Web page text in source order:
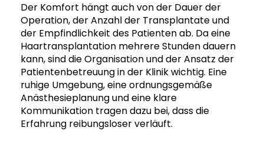
Der Komfort hängt auch von der Dauer der
Operation, der Anzahl der Transplantate und
der Empfindlichkeit des Patienten ab. Da eine
Haartransplantation mehrere Stunden dauern
kann, sind die Organisation und der Ansatz der
Patientenbetreuung in der Klinik wichtig. Eine
ruhige Umgebung, eine ordnungsgemäße
Anästhesieplanung und eine klare
Kommunikation tragen dazu bei, dass die
Erfahrung reibungsloser verläuft.